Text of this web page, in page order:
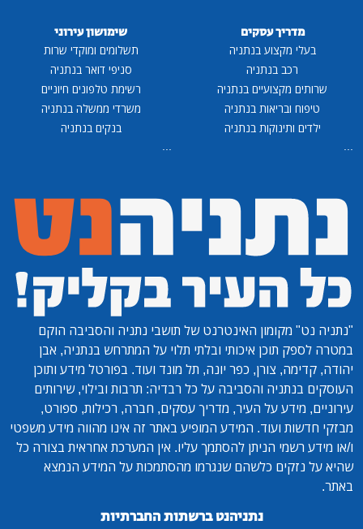
מדריך עסקים
בעלי מקצוע בנתניה
רכב בנתניה
שרותים מקצועיים בנתניה
טיפוח ובריאות בנתניה
ילדים ותינוקות בנתניה
...
שימושון עירוני
תשלומים ומוקדי שרות
סניפי דואר בנתניה
רשימת טלפונים חיוניים
משרדי ממשלה בנתניה
בנקים בנתניה
...
"נתניה נט" מקומון האינטרנט של תושבי נתניה והסביבה הוקם
במטרה לספק תוכן איכותי ובלתי תלוי על המתרחש בנתניה, אבן
יהודה, קדימה, צורן, כפר יונה, תל מונד ועוד. בפורטל מידע ותוכן
העוסקים בנתניה והסביבה על כל רבדיה: תרבות ובילוי, שירותים
עירוניים, מידע על העיר, מדריך עסקים, חברה, רכילות, ספורט,
מבזקי חדשות ועוד. המידע המופיע באתר זה אינו מהווה מידע משפטי
ו/או מידע רשמי הניתן להסתמך עליו. אין המערכת אחראית בצורה כל
שהיא על נזקים כלשהם שנגרמו מהסתמכות על המידע הנמצא
באתר.
נתניהנט ברשתות החברתיות